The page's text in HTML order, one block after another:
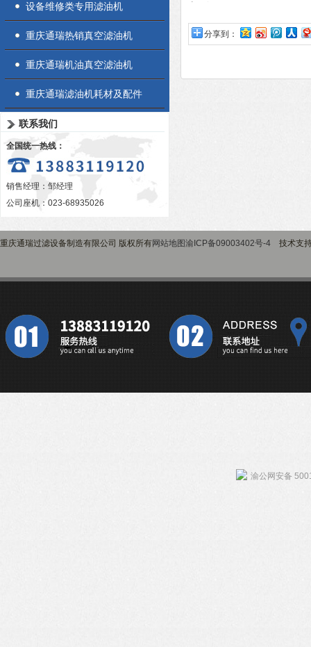
设备维修类专用滤油机
重庆通瑞热销真空滤油机
重庆通瑞机油真空滤油机
重庆通瑞滤油机耗材及配件
联系我们
全国统一热线：
销售经理：邹经理
公司座机：023-68935026
分享到：
重庆通瑞过滤设备制造有限公司 版权所有网站地图渝ICP备09003402号-4 技术支
渝公网安备